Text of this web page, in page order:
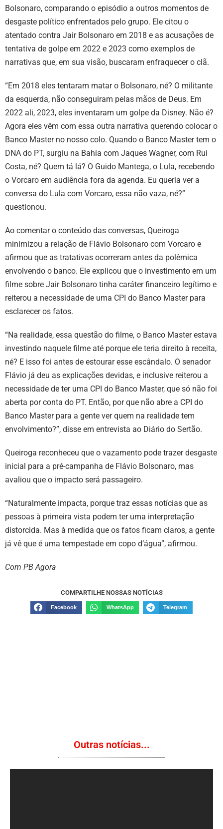
Bolsonaro, comparando o episódio a outros momentos de
desgaste político enfrentados pelo grupo. Ele citou o
atentado contra Jair Bolsonaro em 2018 e as acusações de
tentativa de golpe em 2022 e 2023 como exemplos de
narrativas que, em sua visão, buscaram enfraquecer o clã.
“Em 2018 eles tentaram matar o Bolsonaro, né? O militante
da esquerda, não conseguiram pelas mãos de Deus. Em
2022 ali, 2023, eles inventaram um golpe da Disney. Não é?
Agora eles vêm com essa outra narrativa querendo colocar o
Banco Master no nosso colo. Quando o Banco Master tem o
DNA do PT, surgiu na Bahia com Jaques Wagner, com Rui
Costa, né? Quem tá lá? O Guido Mantega, o Lula, recebendo
o Vorcaro em audiência fora da agenda. Eu queria ver a
conversa do Lula com Vorcaro, essa não vaza, né?”
questionou.
Ao comentar o conteúdo das conversas, Queiroga
minimizou a relação de Flávio Bolsonaro com Vorcaro e
afirmou que as tratativas ocorreram antes da polêmica
envolvendo o banco. Ele explicou que o investimento em um
filme sobre Jair Bolsonaro tinha caráter financeiro legítimo e
reiterou a necessidade de uma CPI do Banco Master para
esclarecer os fatos.
“Na realidade, essa questão do filme, o Banco Master estava
investindo naquele filme até porque ele teria direito à receita,
né? E isso foi antes de estourar esse escândalo. O senador
Flávio já deu as explicações devidas, e inclusive reiterou a
necessidade de ter uma CPI do Banco Master, que só não foi
aberta por conta do PT. Então, por que não abre a CPI do
Banco Master para a gente ver quem na realidade tem
envolvimento?”, disse em entrevista ao Diário do Sertão.
Queiroga reconheceu que o vazamento pode trazer desgaste
inicial para a pré-campanha de Flávio Bolsonaro, mas
avaliou que o impacto será passageiro.
“Naturalmente impacta, porque traz essas notícias que as
pessoas à primeira vista podem ter uma interpretação
distorcida. Mas à medida que os fatos ficam claros, a gente
já vê que é uma tempestade em copo d’água”, afirmou.
Com PB Agora
COMPARTILHE NOSSAS NOTÍCIAS
Facebook WhatsApp Telegram
Outras notícias...